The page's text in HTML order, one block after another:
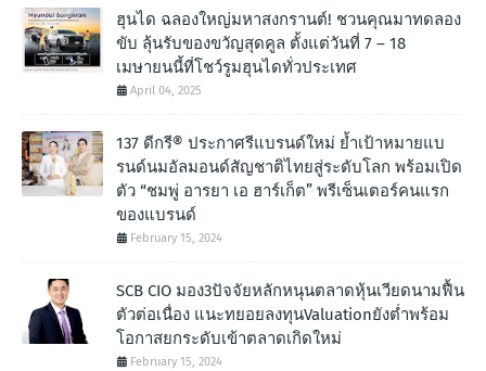
ฮุนได ฉลองใหญ่มหาสงกรานต์! ชวนคุณมาทดลอง
ขับ ลุ้นรับของขวัญสุดคูล ตั้งแต่วันที่ 7 – 18
เมษายนนี้ที่โชว์รูมฮุนไดทั่วประเทศ
April 04, 2025
137 ดีกรี® ประกาศรีแบรนด์ใหม่ ย้ำเป้าหมายแบ
รนด์นมอัลมอนด์สัญชาติไทยสู่ระดับโลก พร้อมเปิด
ตัว “ชมพู่ อารยา เอ ฮาร์เก็ต” พรีเซ็นเตอร์คนแรก
ของแบรนด์
February 15, 2024
SCB CIO มอง3ปัจจัยหลักหนุนตลาดหุ้นเวียดนามฟื้น
ตัวต่อเนื่อง แนะทยอยลงทุนValuationยังต่ำพร้อม
โอกาสยกระดับเข้าตลาดเกิดใหม่
February 15, 2024